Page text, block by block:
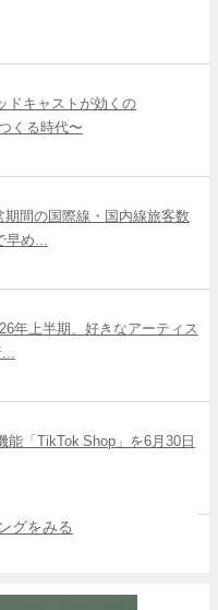
ドキャストが効くの
くる時代〜
期間の国際線・国内線旅客数
め...
年上半期、好きなアーティス
能「TikTok Shop」を6月30日
グをみる